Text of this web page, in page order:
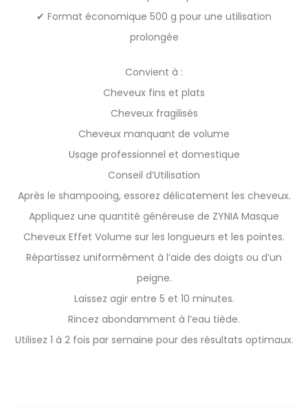
✔ Format économique 500 g pour une utilisation
prolongée
Convient à :
Cheveux fins et plats
Cheveux fragilisés
Cheveux manquant de volume
Usage professionnel et domestique
Conseil d’Utilisation
Après le shampooing, essorez délicatement les cheveux.
Appliquez une quantité généreuse de ZYNIA Masque
Cheveux Effet Volume sur les longueurs et les pointes.
Répartissez uniformément à l’aide des doigts ou d’un
peigne.
Laissez agir entre 5 et 10 minutes.
Rincez abondamment à l’eau tiède.
Utilisez 1 à 2 fois par semaine pour des résultats optimaux.